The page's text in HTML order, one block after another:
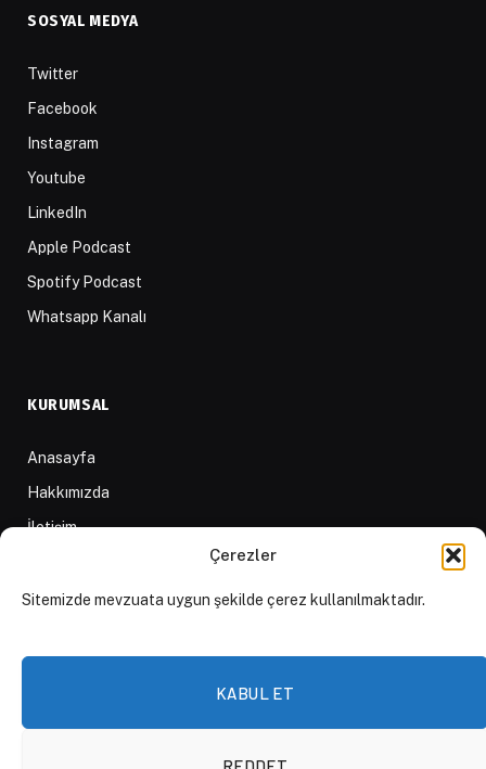
Çerezler
Sitemizde mevzuata uygun şekilde çerez kullanılmaktadır.
KABUL ET
SOSYAL MEDYA
Twitter
Facebook
Instagram
Youtube
LinkedIn
Apple Podcast
Spotify Podcast
Whatsapp Kanalı
KURUMSAL
Anasayfa
Hakkımızda
İletişim
D84 Yayınları